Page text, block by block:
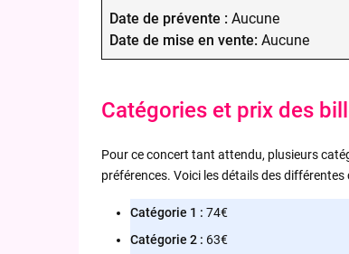
Date de prévente : Aucune
Date de mise en vente: Aucune
Catégories et prix des
Pour ce concert tant attendu, plusieurs
préférences. Voici les détails des
Catégorie 1 : 74€
Catégorie 2 : 63€